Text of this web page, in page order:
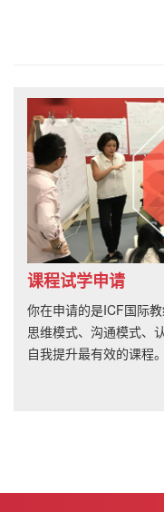
课程试学申请
你在申请的是ICF国际
思维模式、沟通模式、
自我提升最有效的课程。